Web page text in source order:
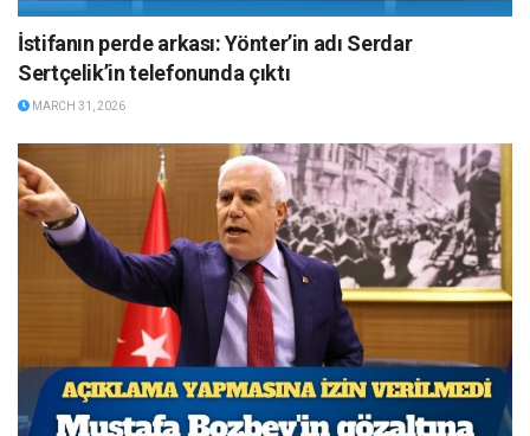
İstifanın perde arkası: Yönter’in adı Serdar
Sertçelik’in telefonunda çıktı
MARCH 31, 2026